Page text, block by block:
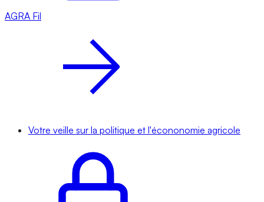
AGRA Fil
Votre veille sur la politique et l'écononomie agricole